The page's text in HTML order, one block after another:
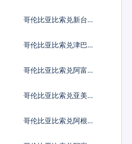
哥伦比亚比索兑新台币
哥伦比亚比索兑津巴布
哥伦比亚比索兑阿富汗
哥伦比亚比索兑亚美尼
哥伦比亚比索兑阿根廷